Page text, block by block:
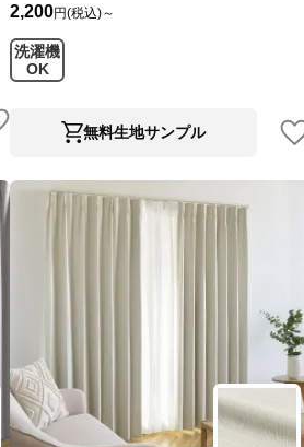
2,200円(税込)～
洗濯機
OK
無料生地サンプル